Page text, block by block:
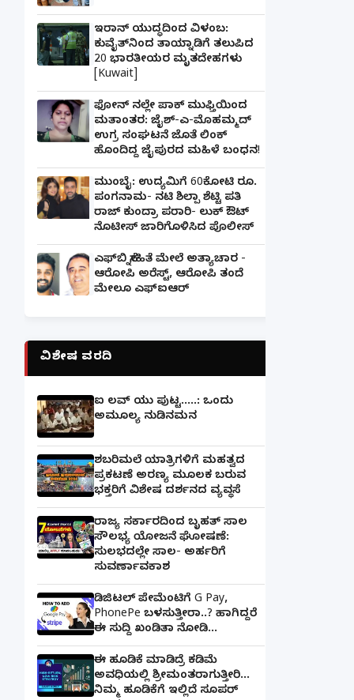
ಇರಾನ್ ಯುದ್ಧದಿಂದ ವಿಳಂಬ:
ಕುವೈತ್‌ನಿಂದ ತಾಯ್ನಾಡಿಗೆ ತಲುಪಿದ
20 ಭಾರತೀಯರ ಮೃತದೇಹಗಳು
[Kuwait]
ಫೋನ್ ನಲ್ಲೇ ಪಾಕ್ ಮುಫ್ತಿಯಿಂದ
ಮತಾಂತರ: ಜೈಶ್-ಎ-ಮೊಹಮ್ಮದ್
ಉಗ್ರ ಸಂಘಟನೆ ಜೊತೆ ಲಿಂಕ್
ಹೊಂದಿದ್ದ ಜೈಪುರದ ಮಹಿಳೆ ಬಂಧನ!
ಮುಂಬೈ: ಉದ್ಯಮಿಗೆ 60ಕೋಟಿ ರೂ.
ಪಂಗನಾಮ- ನಟಿ ಶಿಲ್ಪಾ ಶೆಟ್ಟಿ ಪತಿ
ರಾಜ್ ಕುಂದ್ರಾ ಪರಾರಿ- ಲುಕ್ ಔಟ್
ನೊಟೀಸ್ ಜಾರಿಗೊಳಿಸಿದ ಪೊಲೀಸ್
ಎಫ್‌ಬಿ ಸ್ನೇಹಿತೆ ಮೇಲೆ ಅತ್ಯಾಚಾರ -
ಆರೋಪಿ ಅರೆಸ್ಟ್, ಆರೋಪಿ ತಂದೆ
ಮೇಲೂ ಎಫ್ಐಆರ್
ವಿಶೇಷ ವರದಿ
ಐ ಲವ್ ಯು ಪುಟ್ಟ.....: ಒಂದು
ಅಮೂಲ್ಯ ನುಡಿನಮನ
ಶಬರಿಮಲೆ ಯಾತ್ರಿಗಳಿಗೆ ಮಹತ್ವದ
ಪ್ರಕಟಣೆ ಅರಣ್ಯ ಮೂಲಕ ಬರುವ
ಭಕ್ತರಿಗೆ ವಿಶೇಷ ದರ್ಶನದ ವ್ಯವಸ್ಥೆ
ರಾಜ್ಯ ಸರ್ಕಾರದಿಂದ ಬೃಹತ್ ಸಾಲ
ಸೌಲಭ್ಯ ಯೋಜನೆ ಘೋಷಣೆ:
ಸುಲಭದಲ್ಲೇ ಸಾಲ- ಅರ್ಹರಿಗೆ
ಸುವರ್ಣಾವಕಾಶ
ಡಿಜಿಟಲ್ ಪೇಮೆಂಟಿಗೆ G Pay,
PhonePe ಬಳಸುತ್ತೀರಾ..? ಹಾಗಿದ್ದರೆ
ಈ ಸುದ್ದಿ ಖಂಡಿತಾ ನೋಡಿ...
ಈ ಹೂಡಿಕೆ ಮಾಡಿದ್ರೆ ಕಡಿಮೆ
ಅವಧಿಯಲ್ಲಿ ಶ್ರೀಮಂತರಾಗುತ್ತೀರಿ...
ನಿಮ್ಮ ಹೂಡಿಕೆಗೆ ಇಲ್ಲಿದೆ ಸೂಪರ್